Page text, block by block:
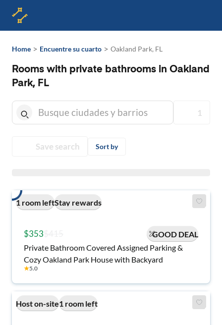
Home > Encuentre su cuarto > Oakland Park, FL
Rooms with private bathrooms in Oakland
Park, FL
1
Save search Sort by
1 room leftStay rewards
$353
GOOD DEAL
Private Bathroom Covered Assigned Parking &
Cozy Oakland Park House with Backyard
★5.0
Host on-site1 room left